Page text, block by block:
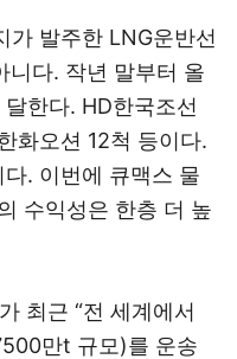
가 발주한 LNG운반선
니다. 작년 말부터 올
한다. HD한국조선
화오션 12척 등이다.
. 이번에 큐맥스 물
수익성은 한층 더 높
최근 “전 세계에서
만t 규모)를 운송